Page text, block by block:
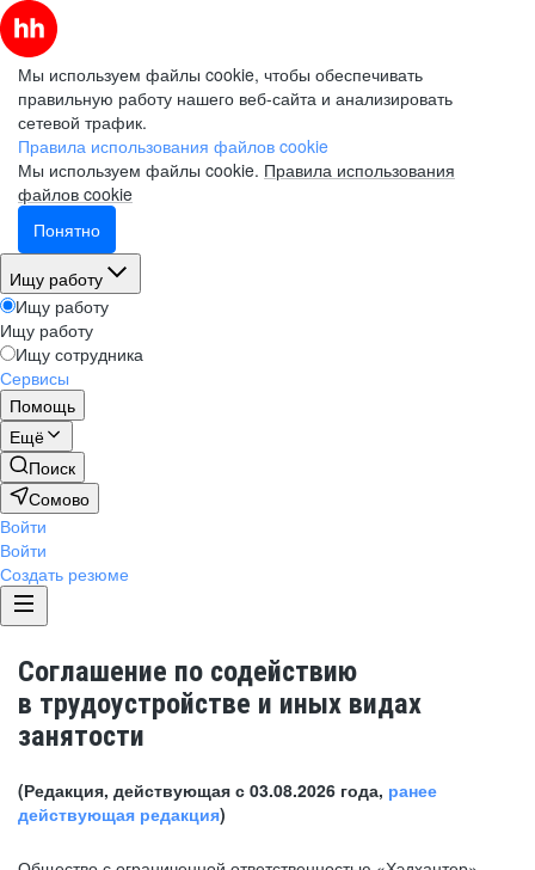
Мы используем файлы cookie, чтобы обеспечивать
правильную работу нашего веб-сайта и анализировать
сетевой трафик.
Правила использования файлов cookie
Мы используем файлы cookie. Правила использования
файлов cookie
Понятно
Ищу работу
Ищу работу
Ищу работу
Ищу сотрудника
Сервисы
Помощь
Ещё
Поиск
Сомово
Войти
Войти
Создать резюме
Соглашение по содействию
в трудоустройстве и иных видах
занятости
(Редакция, действующая с 03.08.2026 года, ранее
действующая редакция)